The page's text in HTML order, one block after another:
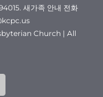
새가족 안내 전화
Church | All